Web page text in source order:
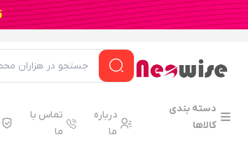
دسته بندی
کالاها
درباره
ما
تماس با
ما